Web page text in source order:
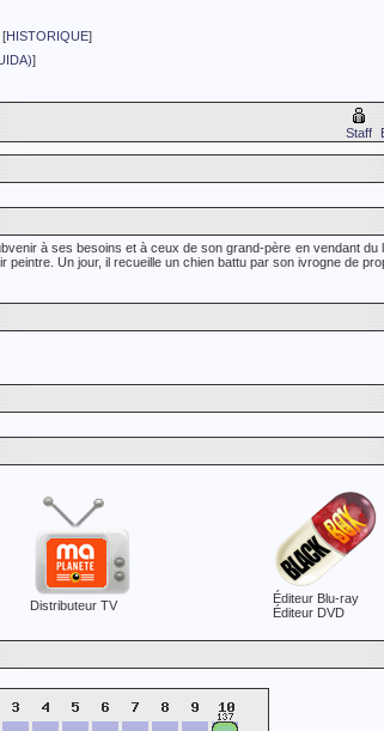
[HISTORIQUE]
]
Staff
à ses besoins et à ceux de son grand‑père en vendant du
Un jour, il recueille un chien battu par son ivrogne de
Distributeur TV
Éditeur Blu-ray
Éditeur DVD